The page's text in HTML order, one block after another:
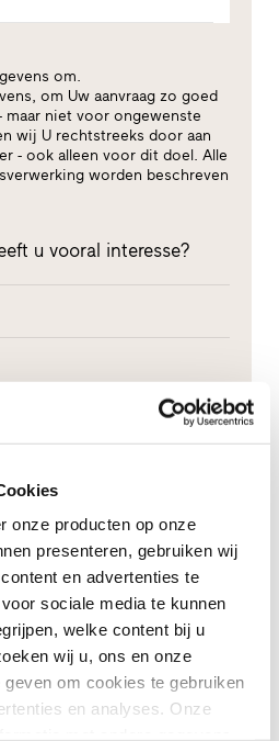
onze producten op onze
presenteren, gebruiken wij
en advertenties te
sociale media te kunnen
welke content bij u
wij u, ons en onze
om cookies te gebruiken
en analyses. Onze
om.
om Uw aanvraag zo goed
maar niet voor ongewenste
wij U rechtstreeks door aan
- ook alleen voor dit doel. Alle
worden beschreven
u vooral interesse?